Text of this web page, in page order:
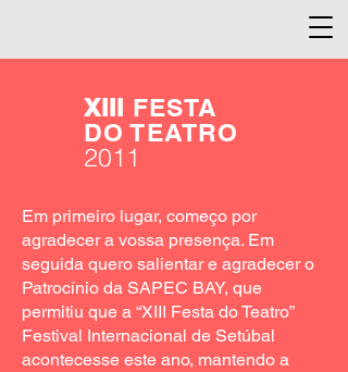
XIII FESTA
DO TEATRO
2011
Em primeiro lugar, começo por
agradecer a vossa presença. Em
seguida quero salientar e agradecer o
Patrocínio da SAPEC BAY, que
permitiu que a “XIII Festa do Teatro”
Festival Internacional de Setúbal
acontecesse este ano, mantendo a